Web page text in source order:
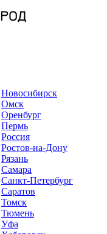
Новосибирск
Омск
Оренбург
Пермь
Россия
Ростов-на-Дону
Рязань
Самара
Санкт-Петербург
Саратов
Томск
Тюмень
Уфа